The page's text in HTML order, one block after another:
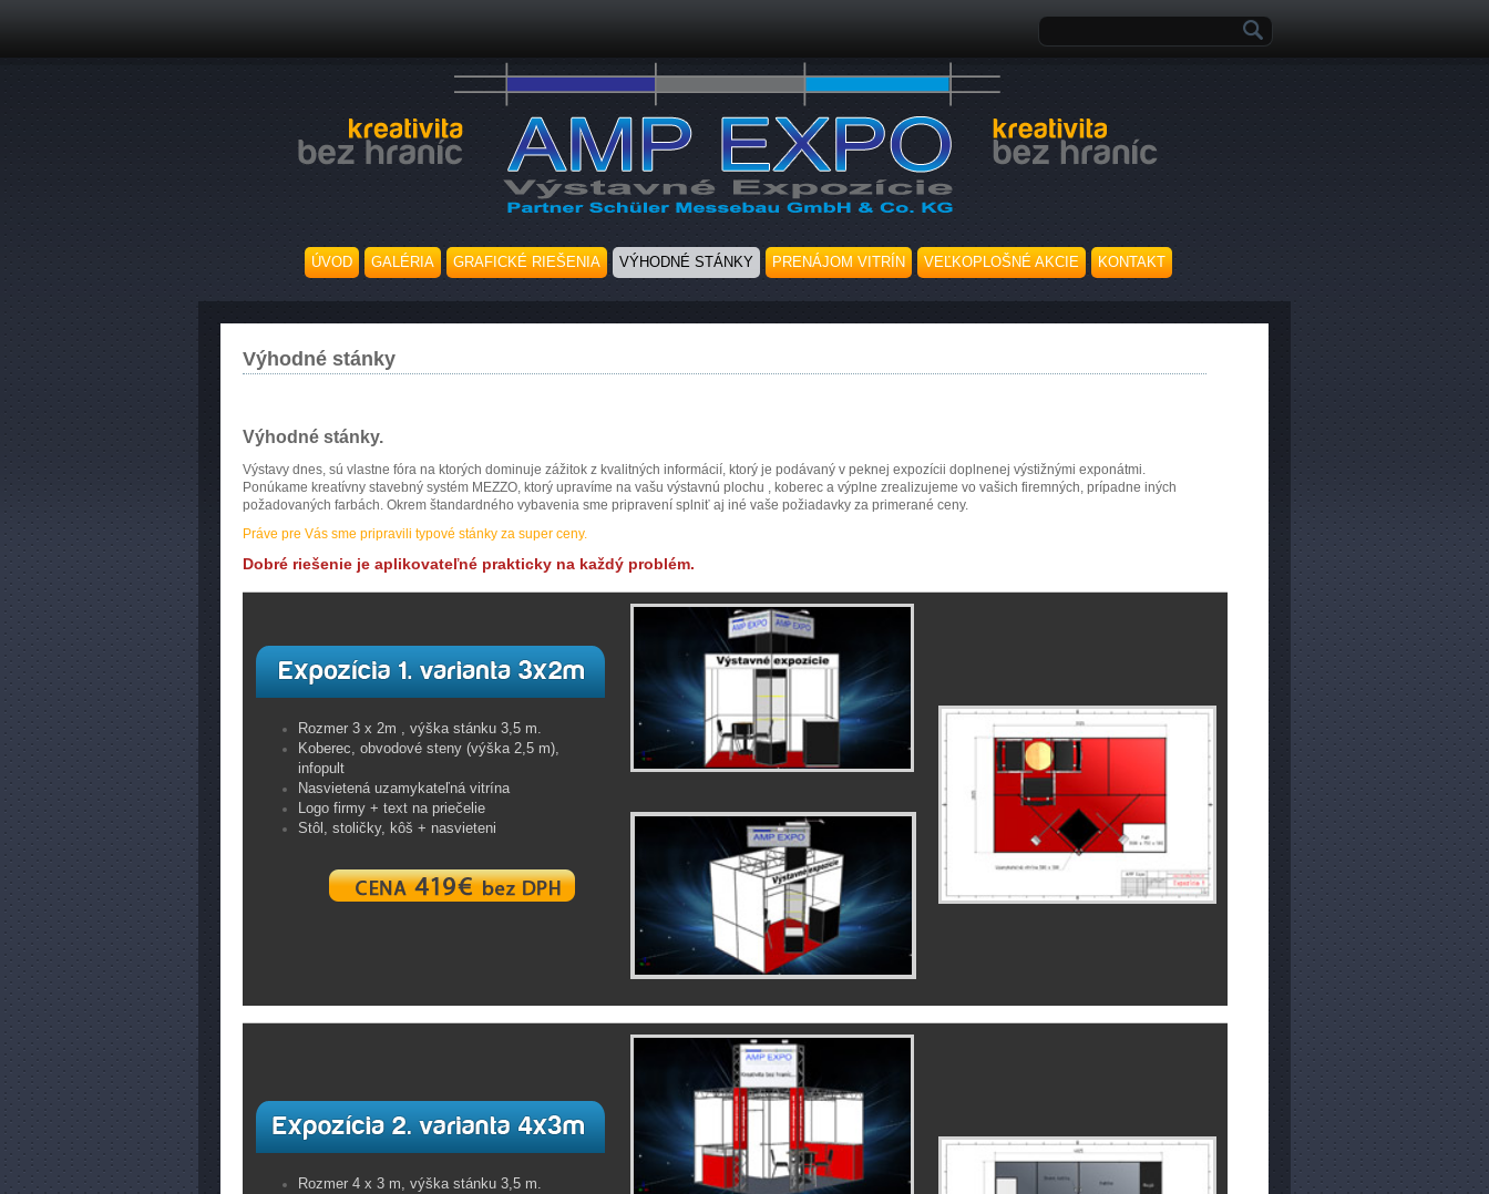
ÚVOD GALÉRIA GRAFICKÉ RIEŠENIA VÝHODNÉ STÁNKY PRENÁJOM VITRÍN VEĽKOPLOŠNÉ AKCIE KONTAKT
Výhodné stánky
Výhodné stánky.
Výstavy dnes, sú vlastne fóra na ktorých dominuje zážitok z kvalitných informácií, ktorý je podávaný v peknej expozícii doplnenej výstižnými exponátmi.
Ponúkame kreatívny stavebný systém MEZZO, ktorý upravíme na vašu výstavnú plochu , koberec a výplne zrealizujeme vo vašich firemných, prípadne iných
požadovaných farbách. Okrem štandardného vybavenia sme pripravení splniť aj iné vaše požiadavky za primerané ceny.
Práve pre Vás sme pripravili typové stánky za super ceny.
Dobré riešenie je aplikovateľné prakticky na každý problém.
Rozmer 3 x 2m , výška stánku 3,5 m.
Koberec, obvodové steny (výška 2,5 m),
infopult
Nasvietená uzamykateľná vitrína
Logo firmy + text na priečelie
Stôl, stoličky, kôš + nasvieteni
Rozmer 4 x 3 m, výška stánku 3,5 m.